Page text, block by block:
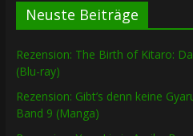
Neuste Beiträge
Rezension: The Birth of Kitaro:
(Blu-ray)
Rezension: Gibt’s denn keine
Band 9 (Manga)